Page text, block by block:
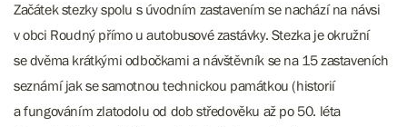
Začátek stezky spolu s úvodním zastavením se nachází na návsi
v obci Roudný přímo u autobusové zastávky. Stezka je okružní
se dvěma krátkými odbočkami a návštěvník se na 15 zastaveních
seznámí jak se samotnou technickou památkou (historií
a fungováním zlatodolu od dob středověku až po 50. léta